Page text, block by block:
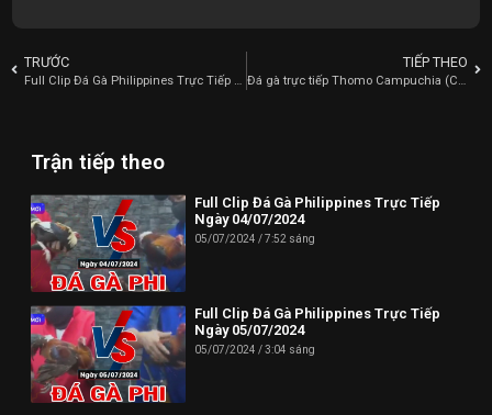
TRƯỚC
Full Clip Đá Gà Philippines Trực Tiếp Ngày 30/06/2024
TIẾP THEO
Đá gà trực tiếp Thomo Campuchia (CPC4) Ngày 01/07/2024
Trận tiếp theo
Full Clip Đá Gà Philippines Trực Tiếp
Ngày 04/07/2024
05/07/2024 7:52 sáng
Full Clip Đá Gà Philippines Trực Tiếp
Ngày 05/07/2024
05/07/2024 3:04 sáng